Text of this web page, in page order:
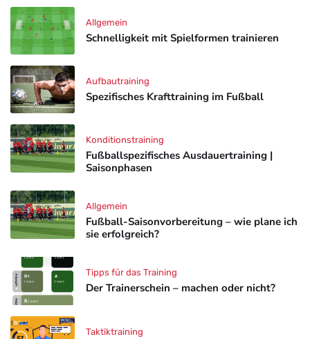
Schnelligkeit mit Spielformen trainieren
Allgemein
Spezifisches Krafttraining im Fußball
Aufbautraining
Fußballspezifisches Ausdauertraining |
Saisonphasen
Konditionstraining
Fußball-Saisonvorbereitung – wie plane ich
sie erfolgreich?
Allgemein
Der Trainerschein – machen oder nicht?
Tipps für das Training
Taktiktraining